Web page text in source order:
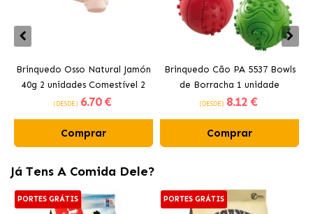
Brinquedo Osso Natural Jamón
40g 2 unidades Comestível 2
unidades Ferplast
(DESDE) 6.70 €
Comprar
Brinquedo Cão PA 5537 Bowls
de Borracha 1 unidade
Ferplast
(DESDE) 8.12 €
Comprar
Já Tens A Comida Dele?
PORTES GRÁTIS PORTES GRÁTIS